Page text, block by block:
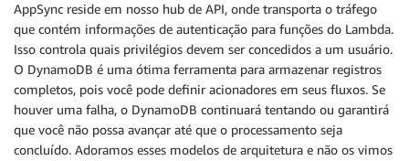
AppSync reside em nosso hub de API, onde transporta o tráfego
que contém informações de autenticação para funções do Lambda.
Isso controla quais privilégios devem ser concedidos a um usuário.
O DynamoDB é uma ótima ferramenta para armazenar registros
completos, pois você pode definir acionadores em seus fluxos. Se
houver uma falha, o DynamoDB continuará tentando ou garantirá
que você não possa avançar até que o processamento seja
concluído. Adoramos esses modelos de arquitetura e não os vimos